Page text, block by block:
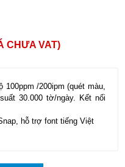
CHƯA VAT)
100ppm /200ipm (quét màu,
30.000 tờ/ngày. Kết nối
hỗ trợ font tiếng Việt